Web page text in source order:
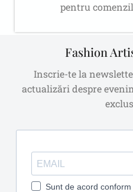
pentru
Fashion
Inscrie-te la
actualizări despre
Sunt de acord conform